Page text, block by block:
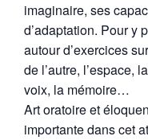
imaginaire, ses
d’adaptation. Pour y
autour d’exercices
de l’autre, l’espace,
voix, la mémoire…
Art oratoire et
importante dans cet